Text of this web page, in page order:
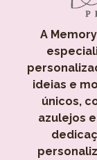
A
ideias e
únicos,
azulejos